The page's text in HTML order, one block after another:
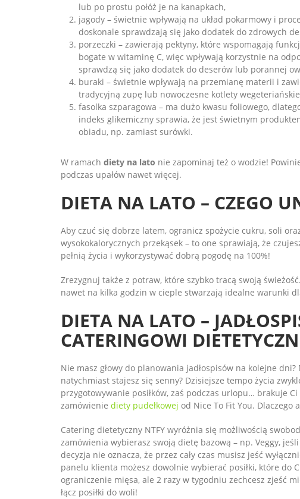
lub po prostu połóż je na kanapkach,
jagody – świetnie wpływają na układ pokarmowy i
doskonale sprawdzają się jako dodatek do zdrowych
porzeczki – zawierają pektyny, które wspomagają
bogate w witaminę C, więc wpływają korzystnie na
sprawdzą się jako dodatek do deserów lub porannej
buraki – świetnie wpływają na przemianę materii i
tradycyjną zupę lub nowoczesne kotlety
fasolka szparagowa – ma dużo kwasu foliowego,
indeks glikemiczny sprawia, że jest świetnym
obiadu, np. zamiast surówki.
W ramach diety na lato nie zapominaj też o wodzie!
podczas upałów nawet więcej.
DIETA NA LATO – CZEGO
Aby czuć się dobrze latem, ogranicz spożycie cukru, soli
wysokokalorycznych przekąsek – to one sprawiają, że
pełnią życia i wykorzystywać dobrą pogodę na 100%!
Zrezygnuj także z potraw, które szybko tracą swoją
nawet na kilka godzin w cieple stwarzają idealne warunki
DIETA NA LATO –
CATERINGOWI
Nie masz głowy do planowania jadłospisów na kolejne
natychmiast stajesz się senny? Dzisiejsze tempo życia
przygotowywanie posiłków, zaś podczas urlopu… brakuje
zamówienie diety pudełkowej od Nice To Fit You. Dlaczego
Catering dietetyczny NTFY wyróżnia się możliwością
zamówienia wybierasz swoją dietę bazową – np. Veggy,
decyzja nie oznacza, że przez cały czas musisz jeść
panelu klienta możesz dowolnie wybierać posiłki, które do
ograniczenie mięsa, ale 2 razy w tygodniu zechcesz zjeść
łącz posiłki do woli!